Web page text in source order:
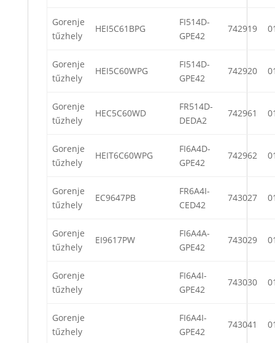
Gorenje
tűzhely
HEI5C61BPG
FI514D-
GPE42
742919
Gorenje
tűzhely
HEI5C60WPG
FI514D-
GPE42
742920
Gorenje
tűzhely
HEC5C60WD
FR514D-
DEDA2
742961
Gorenje
tűzhely
HEIT6C60WPG
FI6A4D-
GPE42
742962
Gorenje
tűzhely
EC9647PB
FR6A4I-
CED42
743027
Gorenje
tűzhely
EI9617PW
FI6A4A-
GPE42
743029
Gorenje
tűzhely
FI6A4I-
GPE42
743030
Gorenje
tűzhely
FI6A4I-
GPE42
743041